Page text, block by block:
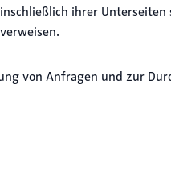
ihrer
von Anfragen und zur